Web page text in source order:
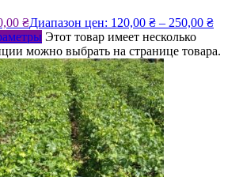
₴Диапазон цен: 120,00 ₴ – 250,00 ₴
Этот товар имеет несколько
можно выбрать на странице товара.